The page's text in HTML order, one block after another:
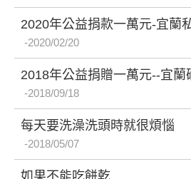
2020年公益捐款一萬元-宜蘭
2020/02/20
2018年公益捐贈一萬元--宜蘭
2018/09/18
每天要洗澡洗頭時就很煩惱
2018/05/07